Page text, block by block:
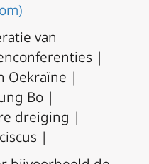
van
|
Oekraïne |
Bo |
dreiging |
|